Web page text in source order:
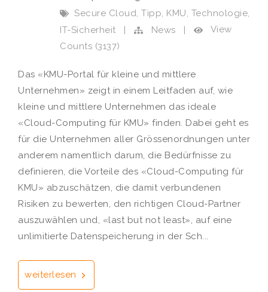
Secure Cloud, Tipp, KMU, Technologie,
IT-Sicherheit
| News |
View
Counts (3137)
Das «KMU-Portal für kleine und mittlere
Unternehmen» zeigt in einem Leitfaden auf, wie
kleine und mittlere Unternehmen das ideale
«Cloud-Computing für KMU» finden. Dabei geht es
für die Unternehmen aller Grössenordnungen unter
anderem namentlich darum, die Bedürfnisse zu
definieren, die Vorteile des «Cloud-Computing für
KMU» abzuschätzen, die damit verbundenen
Risiken zu bewerten, den richtigen Cloud-Partner
auszuwählen und, «last but not least», auf eine
unlimitierte Datenspeicherung in der Sch...
weiterlesen